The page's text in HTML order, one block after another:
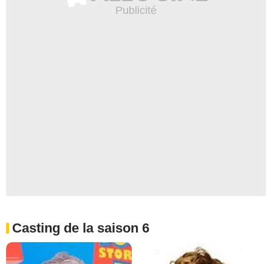
Casting de la saison 6